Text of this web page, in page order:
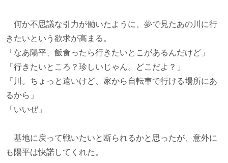
何か不思議な引力が働いたように、夢で見たあの川に行
きたいという欲求が高まる。
「なあ陽平、飯食ったら行きたいとこがあるんだけど」
「行きたいところ？珍しいじゃん。どこだよ？」
「川。ちょっと遠いけど、家から自転車で行ける場所にあ
るから」
「いいぜ」
基地に戻って戦いたいと断られるかと思ったが、意外に
も陽平は快諾してくれた。